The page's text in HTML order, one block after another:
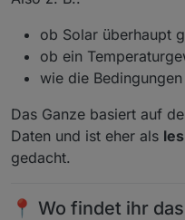
ob Solar überhaupt
ob ein
wie die
Das Ganze basiert auf
Daten und ist eher als
gedacht.
📍 Wo findet ihr